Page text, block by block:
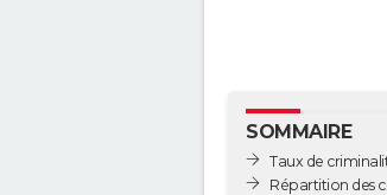
SOMMAIRE
Taux de
Répartition des